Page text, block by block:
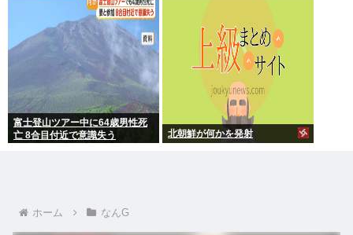
富士登山ツアー中に64歳男性死
亡 8合目付近で意識失う
北朝鮮が何かを発射
ホーム なんG